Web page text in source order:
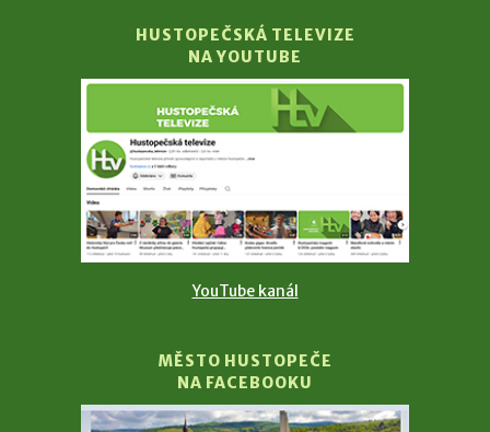
HUSTOPEČSKÁ TELEVIZE
NA YOUTUBE
YouTube kanál
MĚSTO HUSTOPEČE
NA FACEBOOKU